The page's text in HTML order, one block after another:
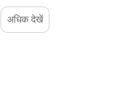
गोदाम प्रबंधकों को वास्तव में ध्यान
अधिक देखें